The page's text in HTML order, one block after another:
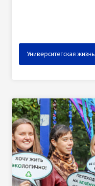
Университетская жизнь